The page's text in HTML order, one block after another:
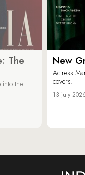
The
into the
New
Actress
covers.
13 july 2026